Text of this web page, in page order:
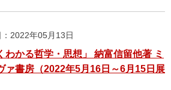
2022年05月13日
わかる哲学・思想」 納富信留他著 ミ
ァ書房（2022年5月16日～6月15日展